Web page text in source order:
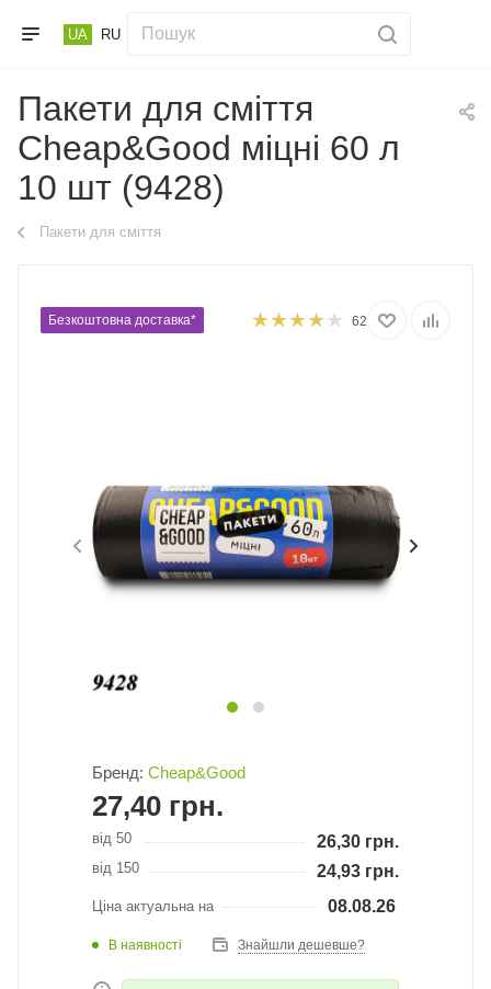
UA RU
Пакети для сміття
Cheap&Good міцні 60 л
10 шт (9428)
Пакети для сміття
Безкоштовна доставка* 62
Бренд: Cheap&Good
27,40 грн.
від 50 26,30 грн.
від 150 24,93 грн.
Ціна актуальна на 08.08.26
В наявності Знайшли дешевше?